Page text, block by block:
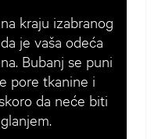
kraju izabranog
je vaša odeća
Bubanj se puni
pore tkanine i
da neće biti